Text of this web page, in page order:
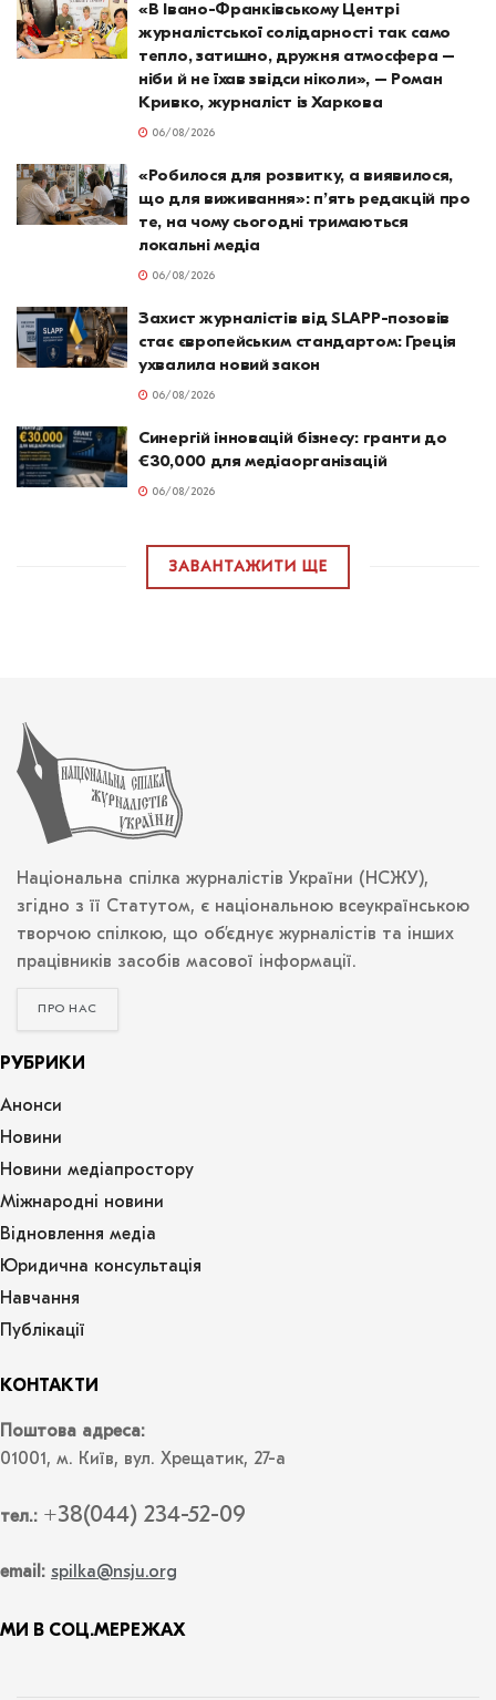
«В Івано-Франківському Центрі
журналістської солідарності так само
тепло, затишно, дружня атмосфера –
ніби й не їхав звідси ніколи», – Роман
Кривко, журналіст із Харкова
06/08/2026
«Робилося для розвитку, а виявилося,
що для виживання»: п’ять редакцій про
те, на чому сьогодні тримаються
локальні медіа
06/08/2026
Захист журналістів від SLAPP-позовів
стає європейським стандартом: Греція
ухвалила новий закон
06/08/2026
Синергій інновацій бізнесу: гранти до
€30,000 для медіаорганізацій
06/08/2026
ЗАВАНТАЖИТИ ЩЕ
Національна спілка журналістів України (НСЖУ),
згідно з її Статутом, є національною всеукраїнською
творчою спілкою, що об’єднує журналістів та інших
працівників засобів масової інформації.
ПРО НАС
РУБРИКИ
Анонси
Новини
Новини медіапростору
Міжнародні новини
Відновлення медіа
Юридична консультація
Навчання
Публікації
КОНТАКТИ
Поштова адреса:
01001, м. Київ, вул. Хрещатик, 27-а
тел.: +38(044) 234-52-09
email: spilka@nsju.org
МИ В СОЦ.МЕРЕЖАХ